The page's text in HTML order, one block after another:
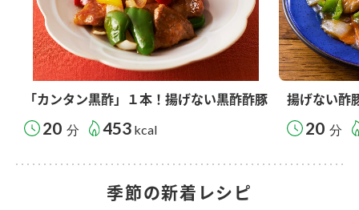
「カンタン黒酢」１本！揚げない黒酢酢豚
20 分 453 kcal
揚げない酢
20 分
季節の新着レシピ